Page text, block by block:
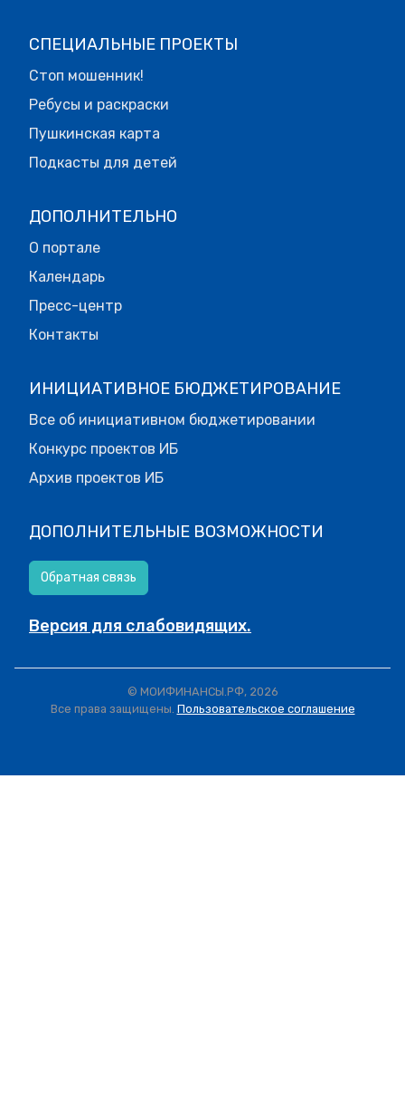
СПЕЦИАЛЬНЫЕ ПРОЕКТЫ
Стоп мошенник!
Ребусы и раскраски
Пушкинская карта
Подкасты для детей
ДОПОЛНИТЕЛЬНО
О портале
Календарь
Пресс-центр
Контакты
ИНИЦИАТИВНОЕ БЮДЖЕТИРОВАНИЕ
Все об инициативном бюджетировании
Конкурс проектов ИБ
Архив проектов ИБ
ДОПОЛНИТЕЛЬНЫЕ ВОЗМОЖНОСТИ
Обратная связь
Версия для слабовидящих.
© МОИФИНАНСЫ.РФ, 2026
Все права защищены. Пользовательское соглашение